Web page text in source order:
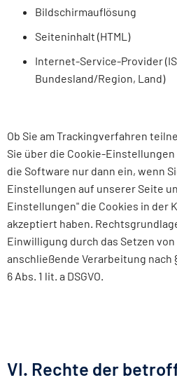
Bildschirmauflösung
Seiteninhalt (HTML)
Internet-Service-Provider
Bundesland/Region, Land)
Ob Sie am Trackingverfahren
Sie über die Cookie-
die Software nur dann ein, wenn
Einstellungen auf unserer Seite
Einstellungen" die Cookies in der
akzeptiert haben.
Einwilligung durch das Setzen
anschließende Verarbeitung nach
6 Abs. 1 lit. a DSGVO.
VI. Rechte der